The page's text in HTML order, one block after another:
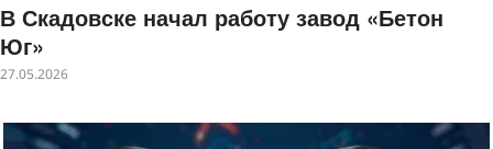
В Скадовске начал работу завод «Бетон
Юг»
27.05.2026